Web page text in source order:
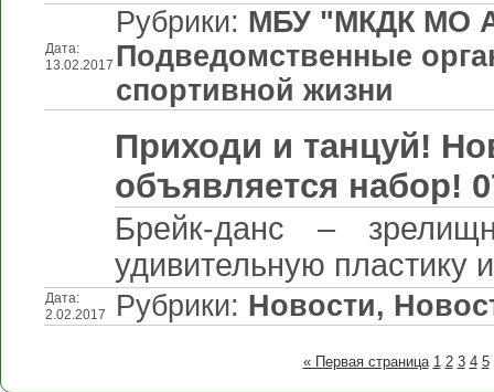
Дата:
13.02.2017
Рубрики: МБУ "МКДК МО
Подведомственные
спортивной жизни
Приходи и танцуй!
объявляется набор!
Брейк-данс –
удивительную пластику
Дата:
2.02.2017
Рубрики: Новости,
« Первая страница 1 2 3 4 5